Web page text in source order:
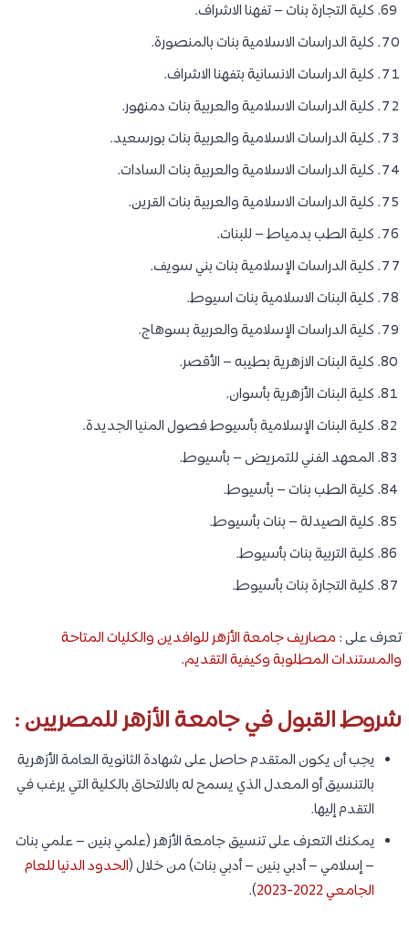
كلية التجارة بنات – تفهنا الاشراف.
كلية الدراسات الاسلامية بنات بالمنصورة.
كلية الدراسات الانسانية بتفهنا الاشراف.
كلية الدراسات الاسلامية والعربية بنات دمنهور.
كلية الدراسات الاسلامية والعربية بنات بورسعيد.
كلية الدراسات الاسلامية والعربية بنات السادات.
كلية الدراسات الاسلامية والعربية بنات القرين.
كلية الطب بدمياط – للبنات.
كلية الدراسات الإسلامية بنات بني سويف.
كلية البنات الاسلامية بنات اسيوط.
كلية الدراسات الإسلامية والعربية بسوهاج.
كلية البنات الازهرية بطيبه – الأقصر.
كلية البنات الأزهرية بأسوان.
كلية البنات الإسلامية بأسيوط فصول المنيا الجديدة.
المعهد الفني للتمريض – بأسيوط.
كلية الطب بنات – بأسيوط.
كلية الصيدلة – بنات بأسيوط.
كلية التربية بنات بأسيوط.
كلية التجارة بنات بأسيوط.
تعرف على : مصاريف جامعة الأزهر للوافدين والكليات المتاحة
والمستندات المطلوبة وكيفية التقديم.
شروط القبول في جامعة الأزهر للمصريين :
يجب أن يكون المتقدم حاصل على شهادة الثانوية العامة الأزهرية
بالتنسيق أو المعدل الذي يسمح له بالالتحاق بالكلية التي يرغب في
التقدم إليها.
يمكنك التعرف على تنسيق جامعة الأزهر (علمي بنين – علمي بنات
– إسلامي – أدبي بنين – أدبي بنات) من خلال (الحدود الدنيا للعام
الجامعي 2022-2023
).